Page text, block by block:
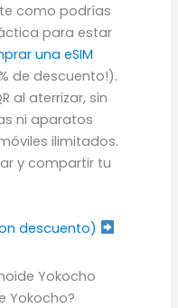
como podrías
para estar
una eSIM
de descuento!).
al aterrizar, sin
ni aparatos
ilimitados.
y compartir tu
descuento)
Yokocho
Yokocho?